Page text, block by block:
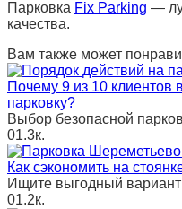
Парковка Fix Parking —
качества.
Вам также может
Почему 9 из 10
парковку?
Выбор безопасной
01.3к.
Как сэкономить на
Ищите выгодный
01.2к.